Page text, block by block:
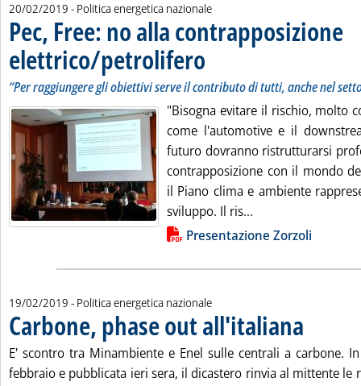
20/02/2019 - Politica energetica nazionale
Pec, Free: no alla contrapposizione
elettrico/petrolifero . Sottotitolo: “Per raggiungere gli
. Pubblicata mercoledì 20 febbraio
“Per raggiungere gli obiettivi serve il contributo di tutti, anche nel
"Bisogna evitare il rischio, molto
come l'automotive e il
futuro dovranno ristrutturarsi
contrapposizione con il mondo
il Piano clima e ambiente
sviluppo. Il ris...
Lista allegati PDF alla notiziaPresentazione Zorzoli
19/02/2019 - Politica energetica nazionale
Carbone, phase out all'italiana
E' scontro tra Minambiente e Enel sulle centrali a carbone.
febbraio e pubblicata ieri sera, il dicastero rinvia al mittente le